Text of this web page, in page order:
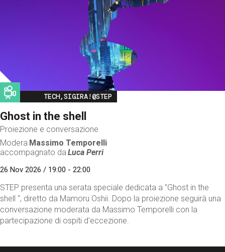
Image
TECH,SIGIRA!@STEP
Ghost in the shell
Proiezione e conversazione
Modera Massimo Temporelli
accompagnato da Luca Perri
26 Nov 2026 / 19:00 - 22:00
STEP presenta una serata speciale dedicata a "Ghost in the
shell ", diretto da Mamoru Oshii. Dopo la proiezione seguirà una
conversazione moderata da Massimo Temporelli con la
partecipazione di ospiti d'eccezione.